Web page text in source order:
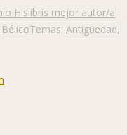
Hislibris mejor autor/a
BélicoTemas: Antigüedad,